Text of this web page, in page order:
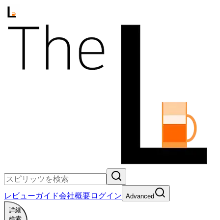
レビューガイド会社概要ログイン Advanced
詳細
検索